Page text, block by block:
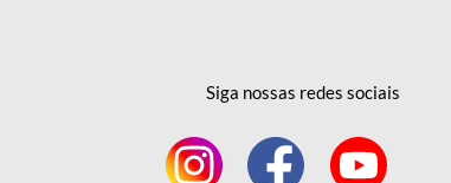
Siga nossas redes sociais